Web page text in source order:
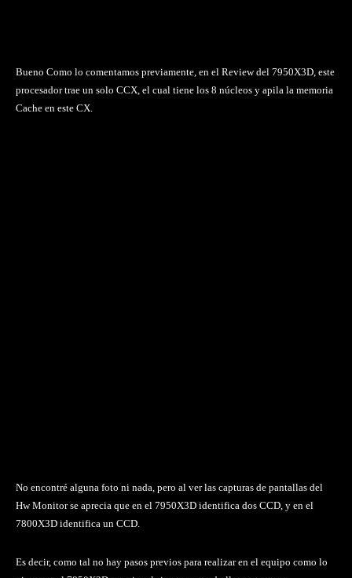
Bueno Como lo comentamos previamente, en el Review del 7950X3D, este
procesador trae un solo CCX, el cual tiene los 8 núcleos y apila la memoria
Cache en este CX.
No encontré alguna foto ni nada, pero al ver las capturas de pantallas del
Hw Monitor se aprecia que en el 7950X3D identifica dos CCD, y en el
7800X3D identifica un CCD.
Es decir, como tal no hay pasos previos para realizar en el equipo como lo